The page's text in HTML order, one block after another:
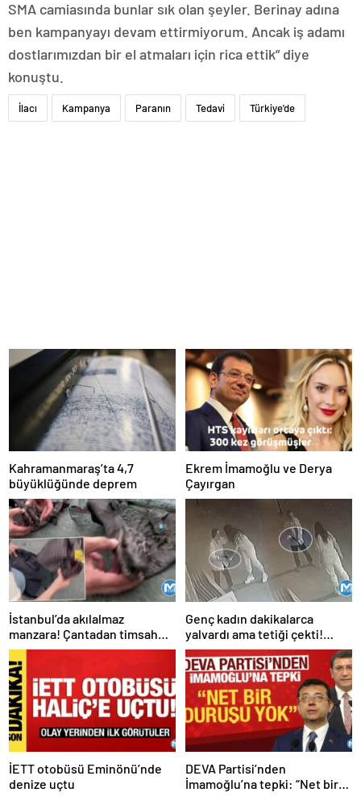
SMA camiasında bunlar sık olan şeyler. Berinay adına
ben kampanyayı devam ettirmiyorum. Ancak iş adamı
dostlarımızdan bir el atmaları için rica ettik” diye
konuştu.
İlacı Kampanya Paranın Tedavi Türkiye'de
Kahramanmaraş’ta 4,7
büyüklüğünde deprem
Ekrem İmamoğlu ve Derya
Çayırgan
İstanbul’da akılalmaz
manzara! Çantadan timsah
çıktı
Genç kadın dakikalarca
yalvardı ama tetiği çekti!
Kurşun yağdırdı
İETT otobüsü Eminönü’nde
denize uçtu
DEVA Partisi’nden
İmamoğlu’na tepki: “Net bir